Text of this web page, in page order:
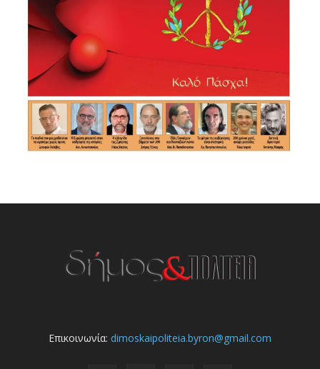
Επικοινωνία: dimoskaipoliteia.byron@gmail.com